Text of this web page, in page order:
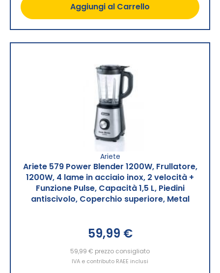
Aggiungi al Carrello
Ariete
Ariete 579 Power Blender 1200W, Frullatore,
1200W, 4 lame in acciaio inox, 2 velocità +
Funzione Pulse, Capacità 1,5 L, Piedini
antiscivolo, Coperchio superiore, Metal
59,99 €
59,99 € prezzo consigliato
IVA e contributo RAEE inclusi